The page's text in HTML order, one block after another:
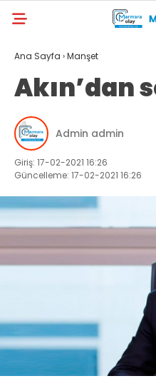
Ana Sayfa ›Manşet
Akın’dan
Admin admin
Giriş: 17-02-2021 16:26
Güncelleme: 17-02-2021 16:26